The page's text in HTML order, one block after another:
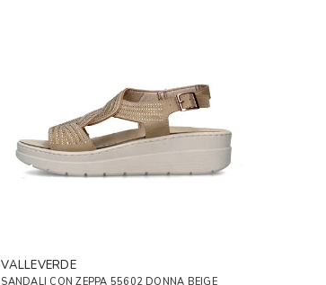
VALLEVERDE
SANDALI CON ZEPPA 55602 DONNA BEIGE